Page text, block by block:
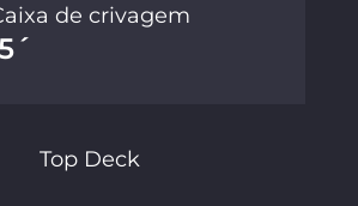
de crivagem
Top Deck